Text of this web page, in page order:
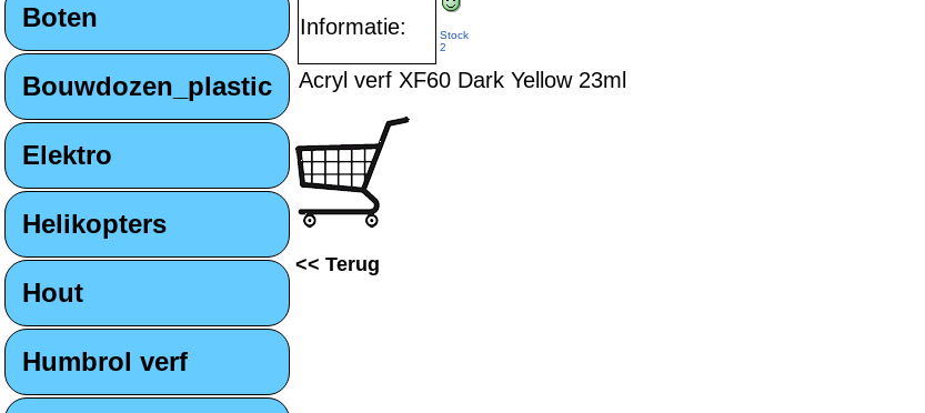
Boten
Bouwdozen_plastic
Elektro
Helikopters
Hout
Humbrol verf
Informatie:
Stock
2
Acryl verf XF60 Dark Yellow 23ml
<< Terug